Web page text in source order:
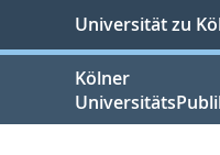
springen
Universität zu
Kölner